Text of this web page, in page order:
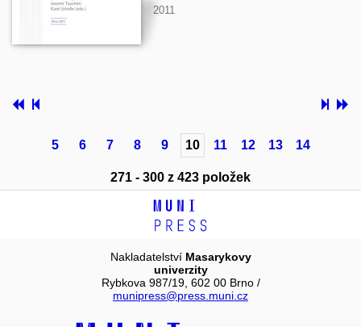
2011
5 6 7 8 9 10 11 12 13 14
271 - 300 z 423 položek
Nakladatelství Masarykovy
univerzity
Rybkova 987/19, 602 00 Brno /
munipress@press.muni.cz